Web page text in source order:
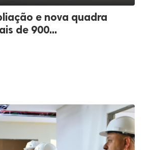
e nova quadra
de 900...